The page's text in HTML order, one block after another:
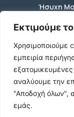
Εκτιμούμε
Χρησιμοποιούμε
εμπειρία
αναλύουμε την
"Αποδοχή όλων",
εμάς.
Ήσυχη